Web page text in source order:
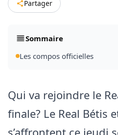
Partager
Sommaire
Les compos officielles
Qui va rejoindre le
finale? Le Real Bétis
s’affrontent ce jeudi